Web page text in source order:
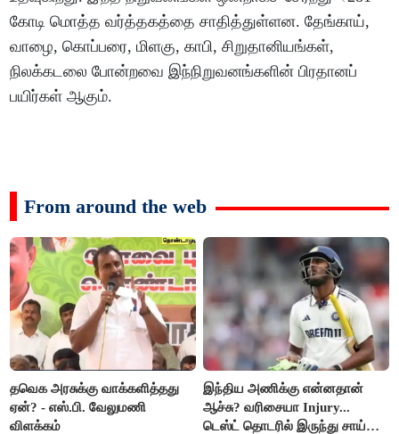
கோடி மொத்த வர்த்தகத்தை சாதித்துள்ளன. தேங்காய்,
வாழை, கொப்பரை, மிளகு, காபி, சிறுதானியங்கள்,
நிலக்கடலை போன்றவை இந்நிறுவனங்களின் பிரதானப்
பயிர்கள் ஆகும்.
From around the web
தவெக அரசுக்கு வாக்களித்தது
ஏன்? - எஸ்.பி. வேலுமணி
விளக்கம்
இந்திய அணிக்கு என்னதான்
ஆச்சு? வரிசையா Injury...
டெஸ்ட் தொடரில் இருந்து சாய்